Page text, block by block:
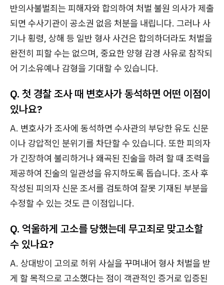
반의사불벌죄는 피해자와 합의하여 처벌 불원 의사가 제출
되면 수사기관이 공소권 없음 처분을 내립니다. 그러나 사
기나 횡령, 상해 등 일반 형사 사건은 합의하더라도 처벌을
완전히 피할 수는 없으며, 중요한 양형 감경 사유로 참작되
어 기소유예나 감형을 기대할 수 있습니다.
Q. 첫 경찰 조사 때 변호사가 동석하면 어떤 이점이
있나요?
A. 변호사가 조사에 동석하면 수사관의 부당한 유도 신문
이나 강압적인 분위기를 차단할 수 있습니다. 또한 피의자
가 긴장하여 불리하거나 왜곡된 진술을 하려 할 때 조력을
제공하여 진술의 일관성을 유지하도록 돕습니다. 조사 후
작성된 피의자 신문 조서를 검토하여 잘못 기재된 부분을
수정할 수 있는 것도 큰 이점입니다.
Q. 억울하게 고소를 당했는데 무고죄로 맞고소할
수 있나요?
A. 상대방이 고의로 허위 사실을 꾸며내어 형사 처벌을 받
게 할 목적으로 고소했다는 점이 객관적인 증거로 입증된